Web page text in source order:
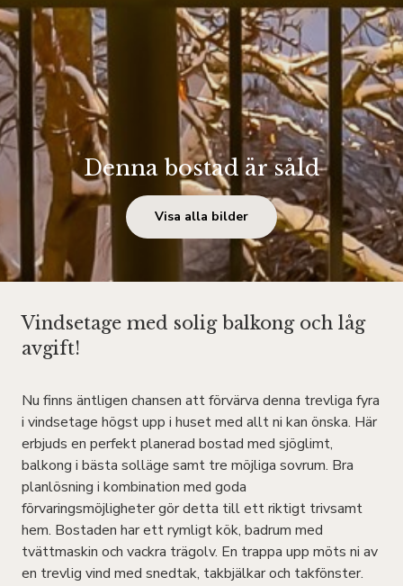
Denna bostad är såld
Visa alla bilder
Vindsetage med solig balkong och låg
avgift!
Nu finns äntligen chansen att förvärva denna trevliga fyra
i vindsetage högst upp i huset med allt ni kan önska. Här
erbjuds en perfekt planerad bostad med sjöglimt,
balkong i bästa solläge samt tre möjliga sovrum. Bra
planlösning i kombination med goda
förvaringsmöjligheter gör detta till ett riktigt trivsamt
hem. Bostaden har ett rymligt kök, badrum med
tvättmaskin och vackra trägolv. En trappa upp möts ni av
en trevlig vind med snedtak, takbjälkar och takfönster.